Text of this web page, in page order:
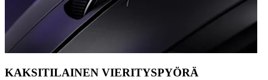
KAKSITILAINEN VIERITYSPYÖRÄ